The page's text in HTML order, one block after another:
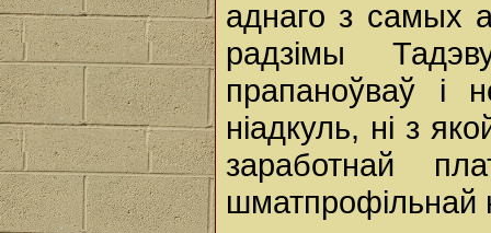
аднаго з самых
радзімы
прапаноўваў і
ніадкуль, ні з
заработнай
шматпрофільнай